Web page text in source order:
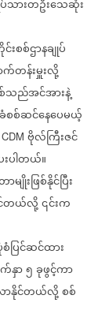
သားတဦးသေဆုံး
းစစ်ဌာနချုပ်
က်တန်းမှူးလို့
စ်သည်အင်အားနဲ့
ခံစစ်ဆင်နေပေမယ့်
CDM ဗိုလ်ကြီးဇင်
ပါတယ်။
ျိုးဖြစ်နိုင်ပြီး
တယ်လို့၎င်းက
ပြင်ဆင်ထား
နှာ၅ခုဖွင့်ကာ
လာနိုင်တယ်လို့စစ်